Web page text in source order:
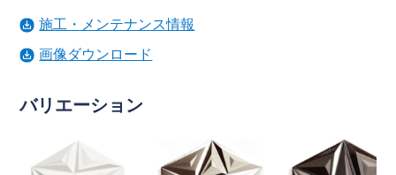
施工・メンテナンス情報
画像ダウンロード
バリエーション